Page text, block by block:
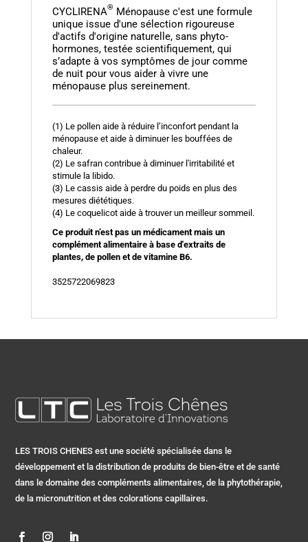
CYCLIRENA® Ménopause c'est une formule
unique issue d'une sélection rigoureuse
d'actifs d'origine naturelle, sans phyto-
hormones, testée scientifiquement, qui
s’adapte à vos symptômes de jour comme
de nuit pour vous aider à vivre une
ménopause plus sereinement.
(1) Le pollen aide à réduire l’inconfort pendant la
ménopause et aide à diminuer les bouffées de
chaleur.
(2) Le safran contribue à diminuer l'irritabilité et
stimule la libido.
(3) Le cassis aide à perdre du poids en plus des
mesures diététiques.
(4) Le coquelicot aide à trouver un meilleur sommeil.
Ce produit n’est pas un médicament mais un
complément alimentaire à base d'extraits de
plantes, de pollen et de vitamine B6.
3525722069823
LES TROIS CHENES est une société spécialisée dans le
développement et la distribution de produits de bien-être et de santé
dans le domaine des compléments alimentaires, de la phytothérapie,
de la micronutrition et des colorations capillaires.